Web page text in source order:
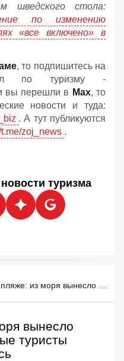
шведского стола:
по изменению
«все включено» в
, то подпишитесь на
по туризму -
вы перешли в Мах, то
новости и туда:
. А тут публикуются
t.me/zoj_news .
туризма
вынесло
туристы